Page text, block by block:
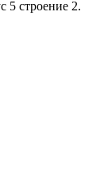
5 строение 2.